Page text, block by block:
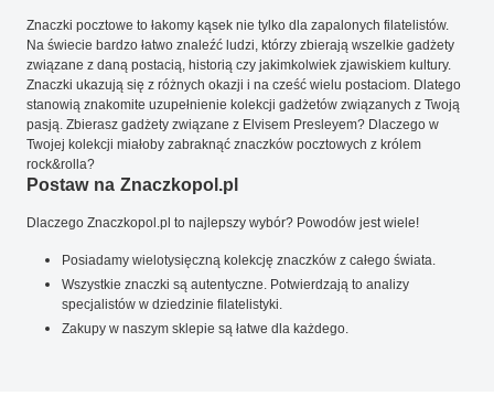
Znaczki pocztowe to łakomy kąsek nie tylko dla zapalonych filatelistów.
Na świecie bardzo łatwo znaleźć ludzi, którzy zbierają wszelkie gadżety
związane z daną postacią, historią czy jakimkolwiek zjawiskiem kultury.
Znaczki ukazują się z różnych okazji i na cześć wielu postaciom. Dlatego
stanowią znakomite uzupełnienie kolekcji gadżetów związanych z Twoją
pasją. Zbierasz gadżety związane z Elvisem Presleyem? Dlaczego w
Twojej kolekcji miałoby zabraknąć znaczków pocztowych z królem
rock&rolla?
Postaw na Znaczkopol.pl
Dlaczego Znaczkopol.pl to najlepszy wybór? Powodów jest wiele!
Posiadamy wielotysięczną kolekcję znaczków z całego świata.
Wszystkie znaczki są autentyczne. Potwierdzają to analizy
specjalistów w dziedzinie filatelistyki.
Zakupy w naszym sklepie są łatwe dla każdego.